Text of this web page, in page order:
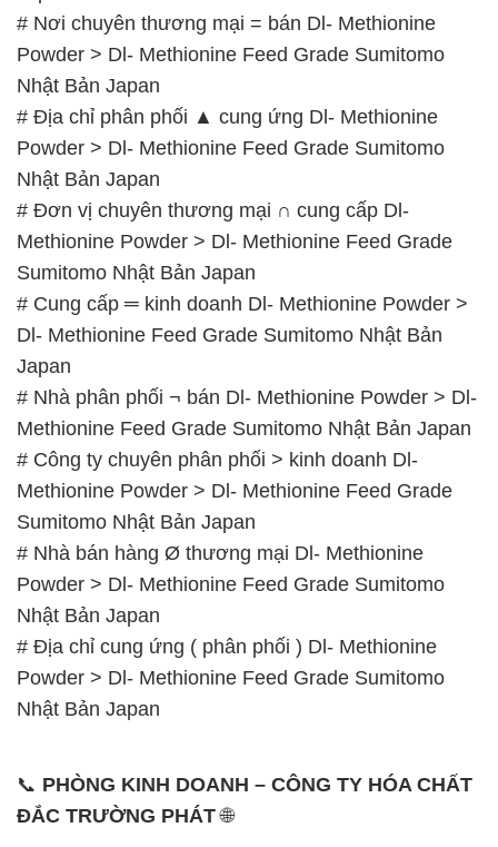
Methionine Feed Grade Sumitomo Nhật Bản Japan
# Công ty chuyên phân phối > kinh doanh Dl-
Methionine Powder > Dl- Methionine Feed Grade
Sumitomo Nhật Bản Japan
# Nhà bán hàng Ø thương mại Dl- Methionine
Powder > Dl- Methionine Feed Grade Sumitomo
Nhật Bản Japan
# Địa chỉ cung ứng ( phân phối ) Dl- Methionine
Powder > Dl- Methionine Feed Grade Sumitomo
Nhật Bản Japan
📞PHÒNG KINH DOANH – CÔNG TY HÓA CHẤT
ĐẮC TRƯỜNG PHÁT 🌐
🌐 Website: https://hoachatdetnhuom.com/
📞 Hotline:
– 0933.920.505 – 028.3504.5555
– 028.3756.1835 – 028.3756.1840 –
028.3756.1841- 028.3756.1842
– 0932.660.696 – 0901.326.566 – 0906.387.866 –
0902.765.866
📧 Email: hoachat@dactruongphat.vn
TRƯỜNG PHÁT
Thời gian làm việctại Hóa Chất Đắc Trường Phát